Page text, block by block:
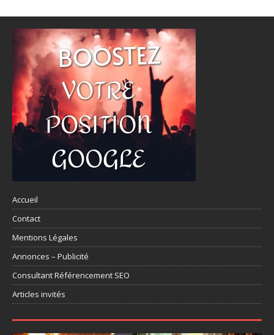
Accueil
Contact
Mentions Légales
Annonces – Publicité
Consultant Référencement SEO
Articles invités